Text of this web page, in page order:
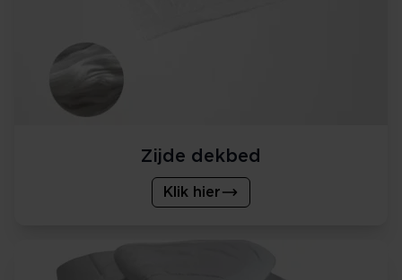
Zijde dekbed
Klik hier